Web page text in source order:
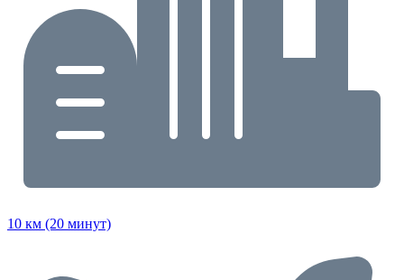
10 км (20 минут)